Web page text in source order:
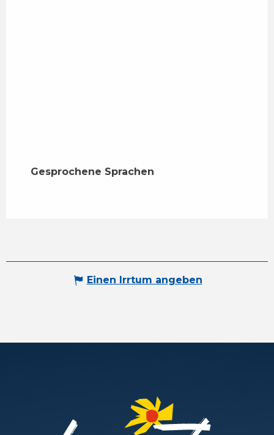
Gesprochene Sprachen
Gesprochene Sprachen
Einen Irrtum angeben